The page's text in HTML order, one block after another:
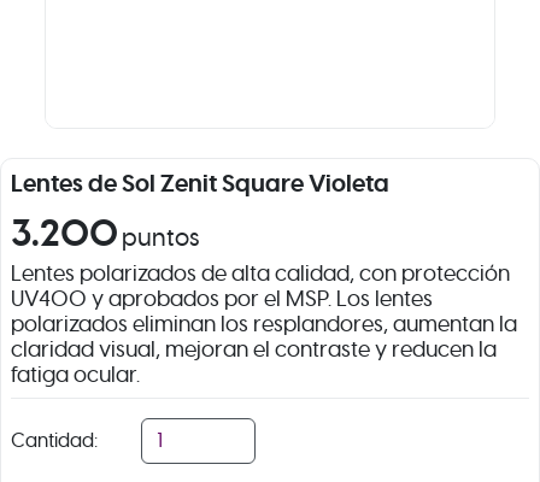
Lentes de Sol Zenit Square Violeta
3.200 puntos
Lentes polarizados de alta calidad, con protección
UV400 y aprobados por el MSP. Los lentes
polarizados eliminan los resplandores, aumentan la
claridad visual, mejoran el contraste y reducen la
fatiga ocular.
Cantidad: